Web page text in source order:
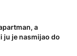
a
ju je nasmijao do